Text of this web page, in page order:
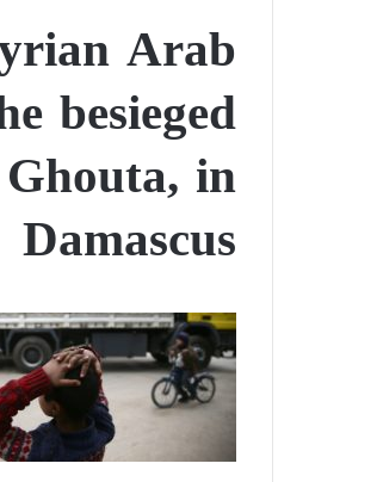
Arab
besieged
in
Damascus